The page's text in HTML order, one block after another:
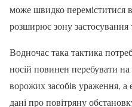
може швидко переміститися
розширює зону застосування
Водночас така тактика
носій повинен перебувати на
ворожих засобів ураження,
дані про повітряну